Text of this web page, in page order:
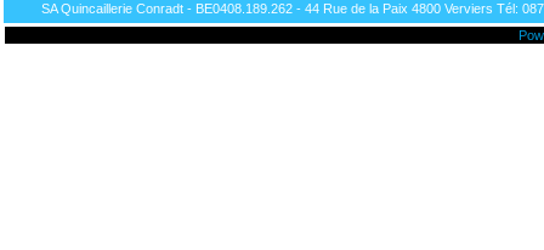
SA Quincaillerie Conradt - BE0408.189.262 - 44 Rue de la Paix 4800 Verviers Tél: